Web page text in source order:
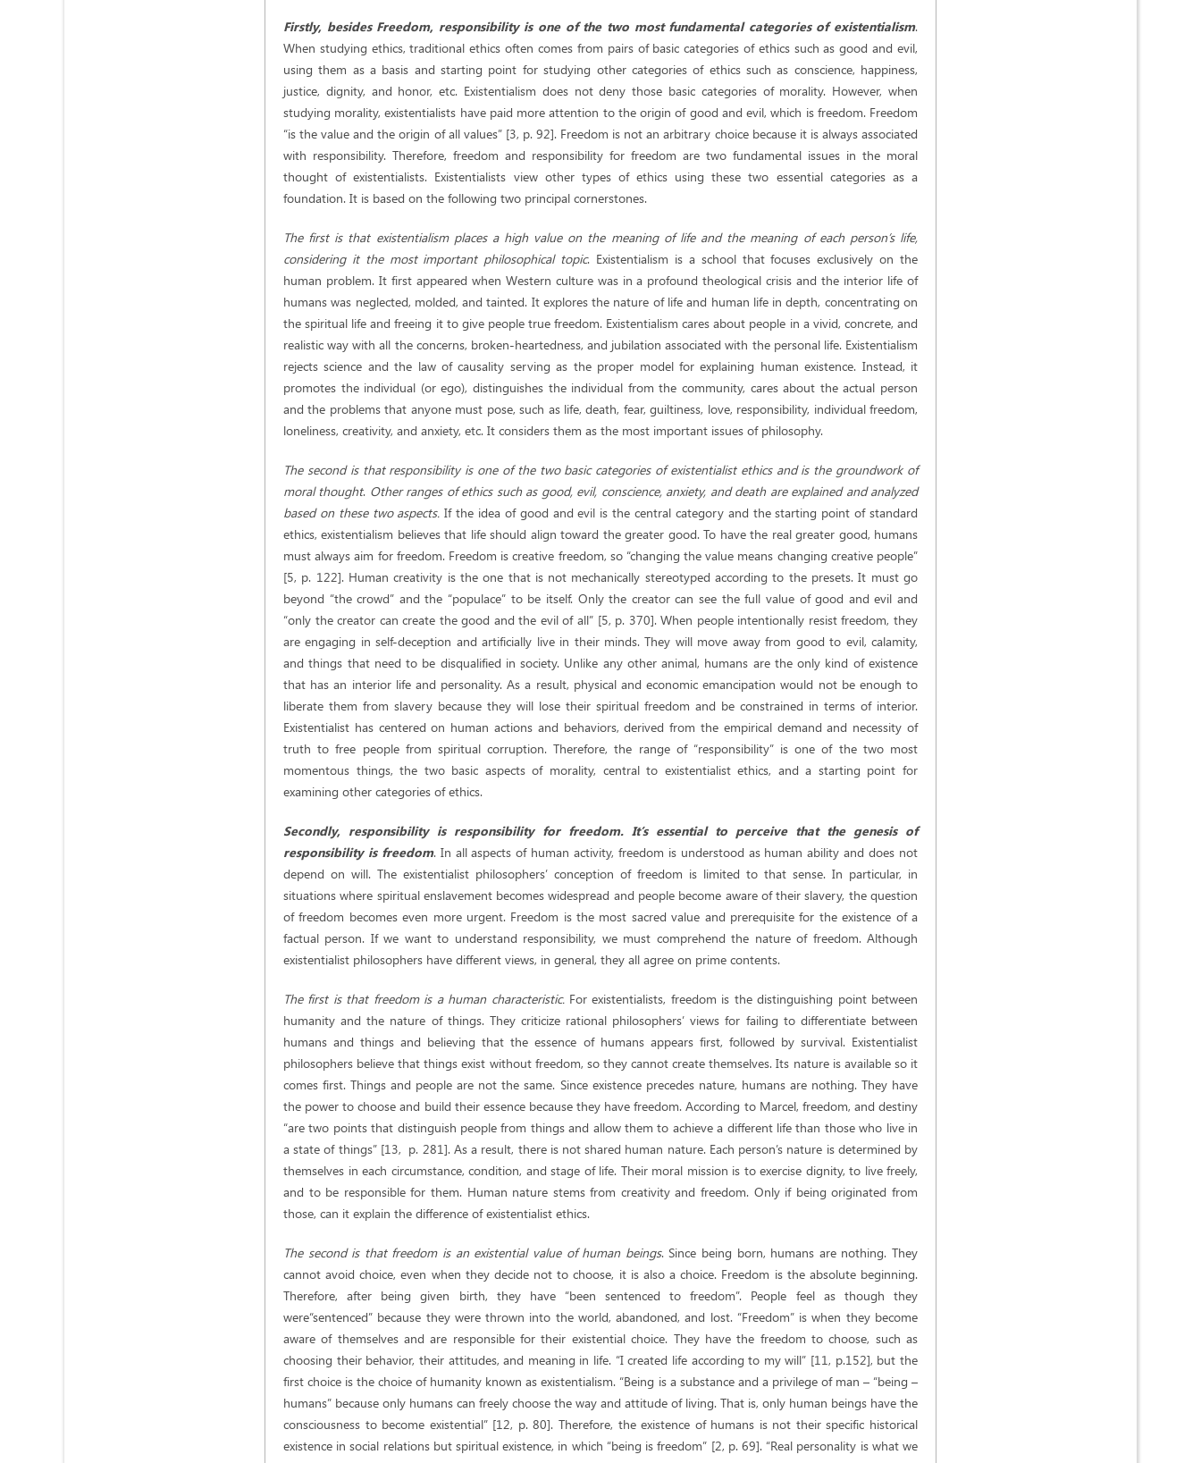
Firstly, besides Freedom, responsibility is one of the two most fundamental categories of existentialism.
When studying ethics, traditional ethics often comes from pairs of basic categories of ethics such as good and evil,
using them as a basis and starting point for studying other categories of ethics such as conscience, happiness,
justice, dignity, and honor, etc. Existentialism does not deny those basic categories of morality. However, when
studying morality, existentialists have paid more attention to the origin of good and evil, which is freedom. Freedom
“is the value and the origin of all values” [3, p. 92]. Freedom is not an arbitrary choice because it is always associated
with responsibility. Therefore, freedom and responsibility for freedom are two fundamental issues in the moral
thought of existentialists. Existentialists view other types of ethics using these two essential categories as a
foundation. It is based on the following two principal cornerstones.
The first is that existentialism places a high value on the meaning of life and the meaning of each person’s life,
considering it the most important philosophical topic. Existentialism is a school that focuses exclusively on the
human problem. It first appeared when Western culture was in a profound theological crisis and the interior life of
humans was neglected, molded, and tainted. It explores the nature of life and human life in depth, concentrating on
the spiritual life and freeing it to give people true freedom. Existentialism cares about people in a vivid, concrete, and
realistic way with all the concerns, broken-heartedness, and jubilation associated with the personal life. Existentialism
rejects science and the law of causality serving as the proper model for explaining human existence. Instead, it
promotes the individual (or ego), distinguishes the individual from the community, cares about the actual person
and the problems that anyone must pose, such as life, death, fear, guiltiness, love, responsibility, individual freedom,
loneliness, creativity, and anxiety, etc. It considers them as the most important issues of philosophy.
The second is that responsibility is one of the two basic categories of existentialist ethics and is the groundwork of
moral thought. Other ranges of ethics such as good, evil, conscience, anxiety, and death are explained and analyzed
based on these two aspects. If the idea of good and evil is the central category and the starting point of standard
ethics, existentialism believes that life should align toward the greater good. To have the real greater good, humans
must always aim for freedom. Freedom is creative freedom, so “changing the value means changing creative people”
[5, p. 122]. Human creativity is the one that is not mechanically stereotyped according to the presets. It must go
beyond “the crowd” and the “populace” to be itself. Only the creator can see the full value of good and evil and
“only the creator can create the good and the evil of all” [5, p. 370]. When people intentionally resist freedom, they
are engaging in self-deception and artificially live in their minds. They will move away from good to evil, calamity,
and things that need to be disqualified in society. Unlike any other animal, humans are the only kind of existence
that has an interior life and personality. As a result, physical and economic emancipation would not be enough to
liberate them from slavery because they will lose their spiritual freedom and be constrained in terms of interior.
Existentialist has centered on human actions and behaviors, derived from the empirical demand and necessity of
truth to free people from spiritual corruption. Therefore, the range of “responsibility” is one of the two most
momentous things, the two basic aspects of morality, central to existentialist ethics, and a starting point for
examining other categories of ethics.
Secondly, responsibility is responsibility for freedom. It’s essential to perceive that the genesis of
responsibility is freedom. In all aspects of human activity, freedom is understood as human ability and does not
depend on will. The existentialist philosophers’ conception of freedom is limited to that sense. In particular, in
situations where spiritual enslavement becomes widespread and people become aware of their slavery, the question
of freedom becomes even more urgent. Freedom is the most sacred value and prerequisite for the existence of a
factual person. If we want to understand responsibility, we must comprehend the nature of freedom. Although
existentialist philosophers have different views, in general, they all agree on prime contents.
The first is that freedom is a human characteristic.For existentialists, freedom is the distinguishing point between
humanity and the nature of things. They criticize rational philosophers’ views for failing to differentiate between
humans and things and believing that the essence of humans appears first, followed by survival. Existentialist
philosophers believe that things exist without freedom, so they cannot create themselves. Its nature is available so it
comes first. Things and people are not the same. Since existence precedes nature, humans are nothing. They have
the power to choose and build their essence because they have freedom. According to Marcel, freedom, and destiny
“are two points that distinguish people from things and allow them to achieve a different life than those who live in
a state of things” [13, p. 281]. As a result, there is not shared human nature. Each person’s nature is determined by
themselves in each circumstance, condition, and stage of life. Their moral mission is to exercise dignity, to live freely,
and to be responsible for them. Human nature stems from creativity and freedom. Only if being originated from
those, can it explain the difference of existentialist ethics.
The second is that freedom is an existential value of human beings. Since being born, humans are nothing. They
cannot avoid choice, even when they decide not to choose, it is also a choice. Freedom is the absolute beginning.
Therefore, after being given birth, they have “been sentenced to freedom”. People feel as though they
were“sentenced” because they were thrown into the world, abandoned, and lost. “Freedom” is when they become
aware of themselves and are responsible for their existential choice. They have the freedom to choose, such as
choosing their behavior, their attitudes, and meaning in life. “I created life according to my will” [11, p.152], but the
first choice is the choice of humanity known as existentialism. “Being is a substance and a privilege of man – “being –
humans” because only humans can freely choose the way and attitude of living. That is, only human beings have the
consciousness to become existential” [12, p. 80]. Therefore, the existence of humans is not their specific historical
existence in social relations but spiritual existence, in which “being is freedom” [2, p. 69]. “Real personality is what we